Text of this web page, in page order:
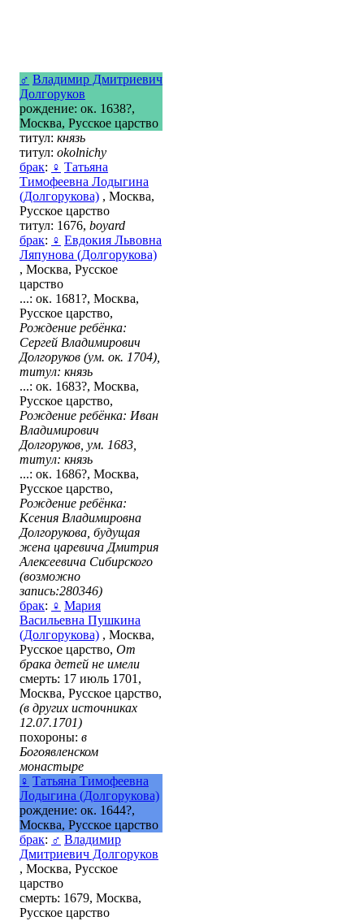
♂ Владимир Дмитриевич
Долгоруков
рождение: ок. 1638?,
Москва, Русское царство
титул: князь
титул: okolnichy
брак: ♀ Татьяна
Тимофеевна Лодыгина
(Долгорукова) , Москва,
Русское царство
титул: 1676, boyard
брак: ♀ Евдокия Львовна
Ляпунова (Долгорукова)
, Москва, Русское
царство
...: ок. 1681?, Москва,
Русское царство,
Рождение ребёнка:
Сергей Владимирович
Долгоруков (ум. ок. 1704),
титул: князь
...: ок. 1683?, Москва,
Русское царство,
Рождение ребёнка: Иван
Владимирович
Долгоруков, ум. 1683,
титул: князь
...: ок. 1686?, Москва,
Русское царство,
Рождение ребёнка:
Ксения Владимировна
Долгорукова, будущая
жена царевича Дмитрия
Алексеевича Сибирского
(возможно
запись:280346)
брак: ♀ Мария
Васильевна Пушкина
(Долгорукова) , Москва,
Русское царство, От
брака детей не имели
смерть: 17 июль 1701,
Москва, Русское царство,
(в других источниках
12.07.1701)
похороны: в
Богоявленском
монастыре
♀ Татьяна Тимофеевна
Лодыгина (Долгорукова)
рождение: ок. 1644?,
Москва, Русское царство
брак: ♂ Владимир
Дмитриевич Долгоруков
, Москва, Русское
царство
смерть: 1679, Москва,
Русское царство